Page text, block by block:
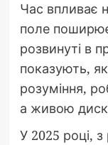
Час впливає
поле
розвинуті в
показують,
розуміння,
а живою
У 2025 році,